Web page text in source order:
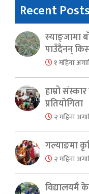
Recent Posts
स्याङ्जामा
पाउँदैनन्
१ महिना
हाम्रो
प्रतियोगिता
२ महिना
गल्याङमा
२ महिना
विद्यालयमै